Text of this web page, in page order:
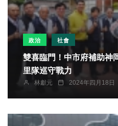
政治 社會
雙喜臨門！中市府補助神岡
里隊巡守戰力
林獻元 2024年四月18日